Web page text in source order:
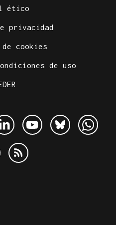
ético
privacidad
cookies
de uso